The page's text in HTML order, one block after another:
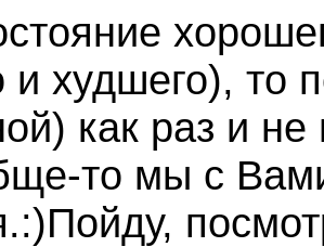
и худшего),
как раз и
то мы с